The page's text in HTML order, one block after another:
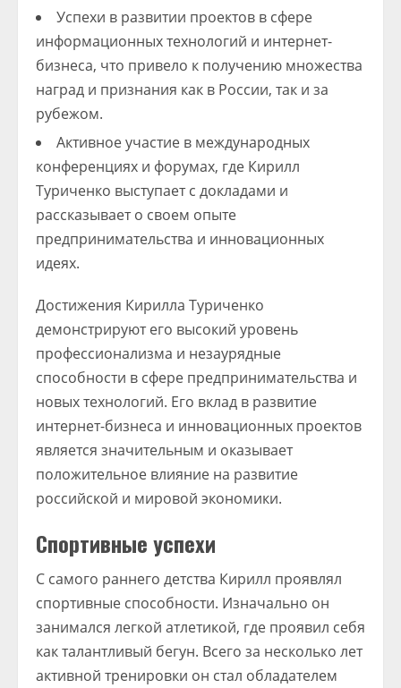
Успехи в развитии проектов в сфере
информационных технологий и интернет-
бизнеса, что привело к получению множества
наград и признания как в России, так и за
рубежом.
Активное участие в международных
конференциях и форумах, где Кирилл
Туриченко выступает с докладами и
рассказывает о своем опыте
предпринимательства и инновационных
идеях.
Достижения Кирилла Туриченко
демонстрируют его высокий уровень
профессионализма и незаурядные
способности в сфере предпринимательства и
новых технологий. Его вклад в развитие
интернет-бизнеса и инновационных проектов
является значительным и оказывает
положительное влияние на развитие
российской и мировой экономики.
Спортивные успехи
С самого раннего детства Кирилл проявлял
спортивные способности. Изначально он
занимался легкой атлетикой, где проявил себя
как талантливый бегун. Всего за несколько лет
активной тренировки он стал обладателем